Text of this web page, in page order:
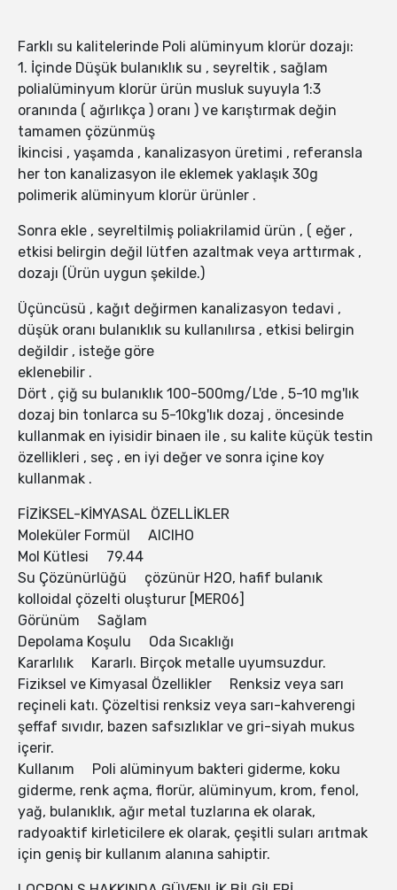
Farklı su kalitelerinde Poli alüminyum klorür dozajı:
1. İçinde Düşük bulanıklık su , seyreltik , sağlam
polialüminyum klorür ürün musluk suyuyla 1:3
oranında ( ağırlıkça ) oranı ) ve karıştırmak değin
tamamen çözünmüş
İkincisi , yaşamda , kanalizasyon üretimi , referansla
her ton kanalizasyon ile eklemek yaklaşık 30g
polimerik alüminyum klorür ürünler .
Sonra ekle , seyreltilmiş poliakrilamid ürün , ( eğer ,
etkisi belirgin değil lütfen azaltmak veya arttırmak ,
dozajı (Ürün uygun şekilde.)
Üçüncüsü , kağıt değirmen kanalizasyon tedavi ,
düşük oranı bulanıklık su kullanılırsa , etkisi belirgin
değildir , isteğe göre
eklenebilir .
Dört , çiğ su bulanıklık 100-500mg/L'de , 5-10 mg'lık
dozaj bin tonlarca su 5-10kg'lık dozaj , öncesinde
kullanmak en iyisidir binaen ile , su kalite küçük testin
özellikleri , seç , en iyi değer ve sonra içine koy
kullanmak .
FİZİKSEL-KİMYASAL ÖZELLİKLER
Moleküler Formül AlClHO
Mol Kütlesi 79.44
Su Çözünürlüğü çözünür H2O, hafif bulanık
kolloidal çözelti oluşturur [MER06]
Görünüm Sağlam
Depolama Koşulu Oda Sıcaklığı
Kararlılık Kararlı. Birçok metalle uyumsuzdur.
Fiziksel ve Kimyasal Özellikler Renksiz veya sarı
reçineli katı. Çözeltisi renksiz veya sarı-kahverengi
şeffaf sıvıdır, bazen safsızlıklar ve gri-siyah mukus
içerir.
Kullanım Poli alüminyum bakteri giderme, koku
giderme, renk açma, florür, alüminyum, krom, fenol,
yağ, bulanıklık, ağır metal tuzlarına ek olarak,
radyoaktif kirleticilere ek olarak, çeşitli suları arıtmak
için geniş bir kullanım alanına sahiptir.